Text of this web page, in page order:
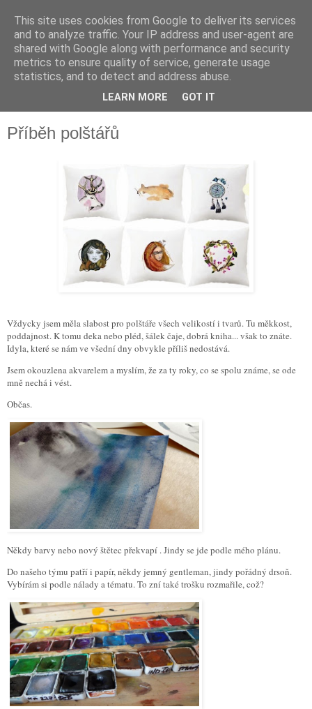
Příběh polštářů
Vždycky jsem měla slabost pro polštáře všech velikostí i tvarů. Tu měkkost,
poddajnost. K tomu deka nebo pléd, šálek čaje, dobrá kniha... však to znáte.
Idyla, které se nám ve všední dny obvykle příliš nedostává.
Jsem okouzlena akvarelem a myslím, že za ty roky, co se spolu známe, se ode
mně nechá i vést.
Občas.
Někdy barvy nebo nový štětec překvapí . Jindy se jde podle mého plánu.
Do našeho týmu patří i papír, někdy jemný gentleman, jindy pořádný drsoň.
Vybírám si podle nálady a tématu. To zní také trošku rozmařile, což?
This site uses cookies from Google to deliver its services
and to analyze traffic. Your IP address and user-agent are
shared with Google along with performance and security
metrics to ensure quality of service, generate usage
statistics, and to detect and address abuse.
LEARN MORE GOT IT